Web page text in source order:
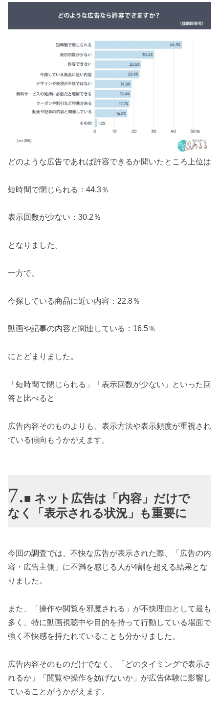
どのような広告であれば許容できるか聞いたところ上位は
短時間で閉じられる：44.3％
表示回数が少ない：30.2％
となりました。
一方で、
今探している商品に近い内容：22.8％
動画や記事の内容と関連している：16.5％
にとどまりました。
「短時間で閉じられる」「表示回数が少ない」といった回
答と比べると
広告内容そのものよりも、表示方法や表示頻度が重視され
ている傾向もうかがえます。
■ ネット広告は「内容」だけで
なく「表示される状況」も重要に
今回の調査では、不快な広告が表示された際、「広告の内
容・広告主側」に不満を感じる人が4割を超える結果とな
りました。
また、「操作や閲覧を邪魔される」が不快理由として最も
多く、特に動画視聴中や目的を持って行動している場面で
強く不快感を持たれていることも分かりました。
広告内容そのものだけでなく、「どのタイミングで表示さ
れるか」「閲覧や操作を妨げないか」が広告体験に影響し
ていることがうかがえます。